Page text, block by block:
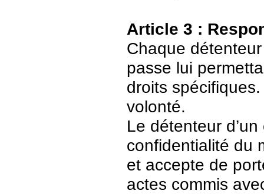
Article 3 :
Chaque
passe lui
droits
volonté.
Le détenteur
confidentialité du
et accepte de
actes commis